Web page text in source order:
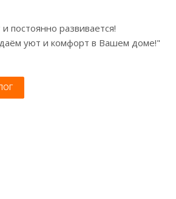
постоянно развивается!
уют и комфорт в Вашем доме!"